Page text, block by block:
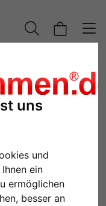
uns
und
ein
ermöglichen
besser an